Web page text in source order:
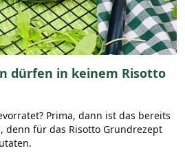
dürfen in keinem Risotto
Prima, dann ist das bereits
denn für das Risotto Grundrezept